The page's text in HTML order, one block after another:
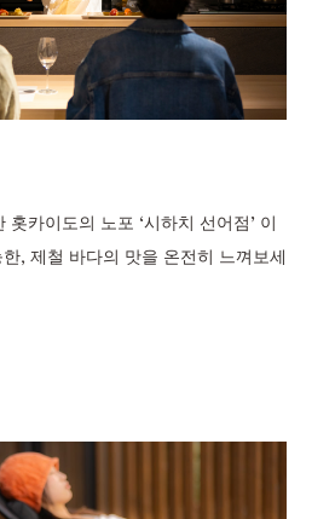
카이도의 노포 ‘시하치 선어점’ 이
, 제철 바다의 맛을 온전히 느껴보세